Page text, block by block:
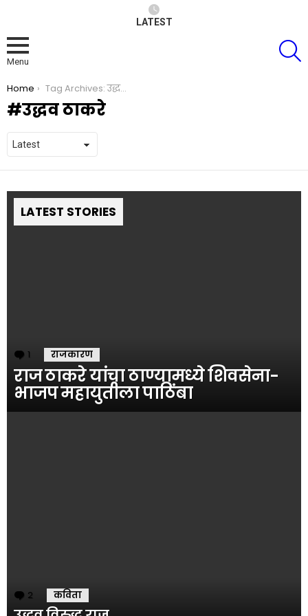
LATEST
Menu
You are here:
Home Tag Archives: उद्धव ठाकरे
उद्धव ठाकरे
LATEST STORIES
1 Comment
राजकारण
राज ठाकरे यांचा ठाण्यामध्ये शिवसेना-
भाजप महायुतीला पाठिंबा
2 Comments
कविता